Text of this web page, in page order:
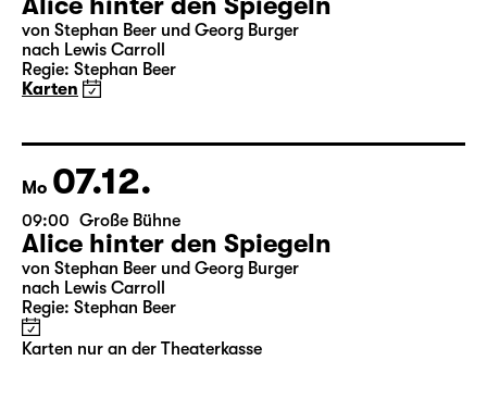
Karten nur an der Theaterkasse
17.12.
10:00 — 11:50 Große Bühne
Familienstück
Das kalte Herz
von Wilhelm Hauff
Regie: Enrico Lübbe
Karten nur an der Theaterkasse
19:30 — 21:20
Große Bühne
Familienstück ,mit Audiodeskription